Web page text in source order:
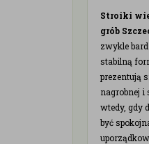
Stroiki
grób
zwykle
stabilną
prezentują
nagrobnej i
wtedy, gdy
być